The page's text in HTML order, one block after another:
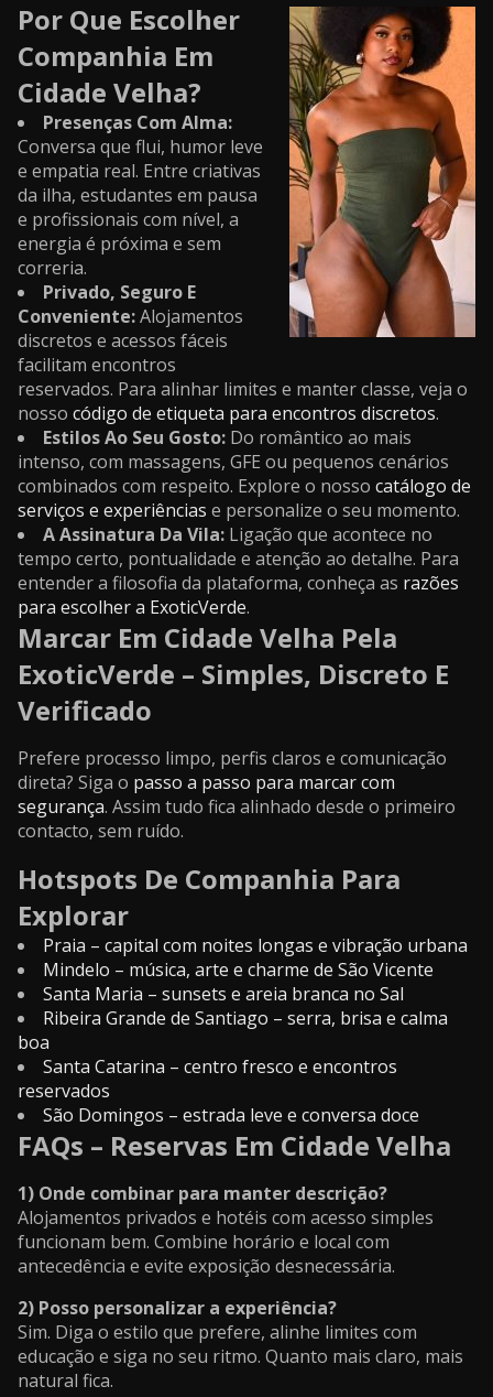
Por Que Escolher
Companhia Em
Cidade Velha?
Presenças Com Alma:
Conversa que flui, humor leve
e empatia real. Entre criativas
da ilha, estudantes em pausa
e profissionais com nível, a
energia é próxima e sem
correria.
Privado, Seguro E
Conveniente:Alojamentos
discretos e acessos fáceis
facilitam encontros
reservados. Para alinhar limites e manter classe, veja o
nosso código de etiqueta para encontros discretos.
Estilos Ao Seu Gosto: Do romântico ao mais
intenso, com massagens, GFE ou pequenos cenários
combinados com respeito. Explore o nosso catálogo de
serviços e experiências e personalize o seu momento.
A Assinatura Da Vila: Ligação que acontece no
tempo certo, pontualidade e atenção ao detalhe. Para
entender a filosofia da plataforma, conheça as razões
para escolher a ExoticVerde.
Marcar Em Cidade Velha Pela
ExoticVerde – Simples, Discreto E
Verificado
Prefere processo limpo, perfis claros e comunicação
direta? Siga o passo a passo para marcar com
segurança. Assim tudo fica alinhado desde o primeiro
contacto, sem ruído.
Hotspots De Companhia Para
Explorar
Praia – capital com noites longas e vibração urbana
Mindelo – música, arte e charme de São Vicente
Santa Maria – sunsets e areia branca no Sal
Ribeira Grande de Santiago – serra, brisa e calma
boa
Santa Catarina – centro fresco e encontros
reservados
São Domingos – estrada leve e conversa doce
FAQs – Reservas Em Cidade Velha
1) Onde combinar para manter descrição?
Alojamentos privados e hotéis com acesso simples
funcionam bem. Combine horário e local com
antecedência e evite exposição desnecessária.
2) Posso personalizar a experiência?
Sim. Diga o estilo que prefere, alinhe limites com
educação e siga no seu ritmo. Quanto mais claro, mais
natural fica.